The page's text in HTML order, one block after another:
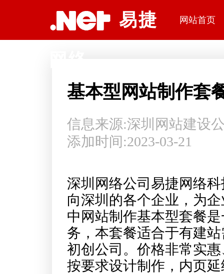
易捷
网站首页
基本型网站制作套
信息来源:深圳网站建设
添加时间:2023-03-21
深圳网络公司易捷网络
向深圳的各个企业，为
中网站制作基本型套餐
务，本套餐适合于有建
初创公司。价格非常实
按要求设计制作，内页